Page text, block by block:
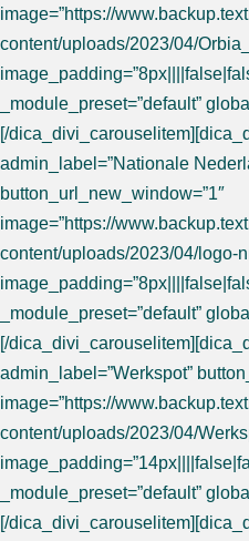
image=”https://
content/uploads/2023/04/
_module_preset=”default”
[/
admin_label=”Nationale
button_url_new_window=”1″
image=”https://
content/uploads/2023/04/logo-
_module_preset=”default”
[/
admin_label=”Werkspot”
image=”https://
content/uploads/2023/04/
_module_preset=”default”
[/